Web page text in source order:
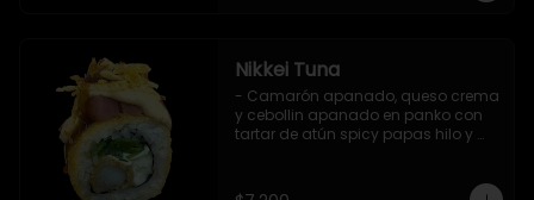
Nikkei Tuna
- Camarón apanado, queso crema
y cebollin apanado en panko con
tartar de atún spicy papas hilo y